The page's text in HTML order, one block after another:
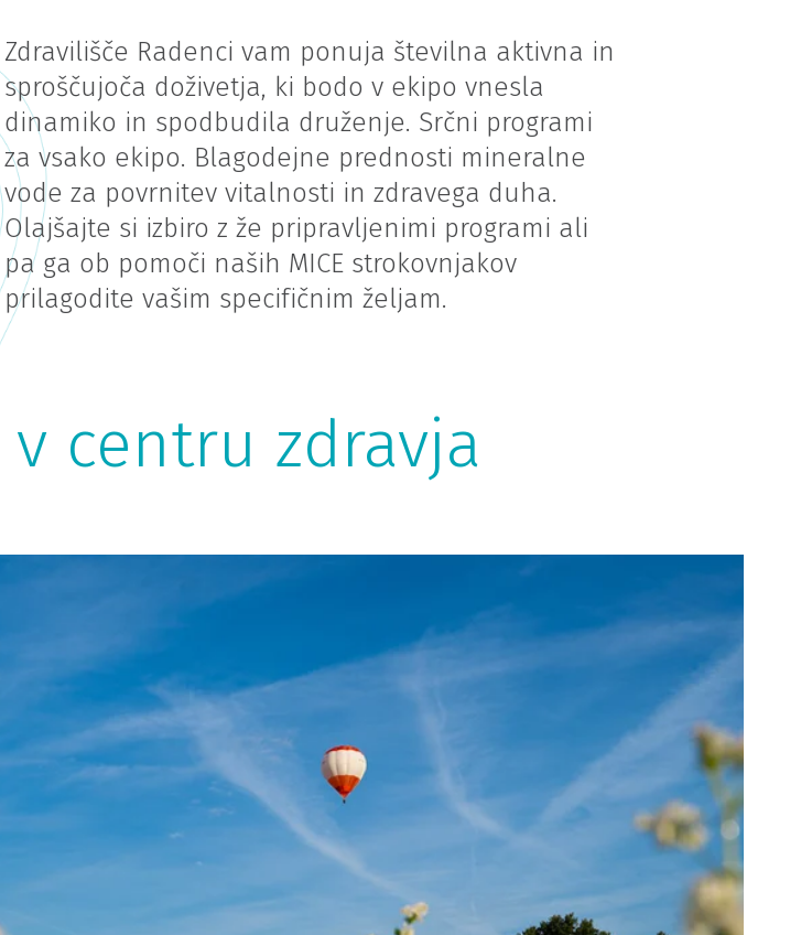
Zdravilišče Radenci vam ponuja številna aktivna in
sproščujoča doživetja, ki bodo v ekipo vnesla
dinamiko in spodbudila druženje. Srčni programi
za vsako ekipo. Blagodejne prednosti mineralne
vode za povrnitev vitalnosti in zdravega duha.
Olajšajte si izbiro z že pripravljenimi programi ali
pa ga ob pomoči naših MICE strokovnjakov
prilagodite vašim specifičnim željam.
centru zdravja